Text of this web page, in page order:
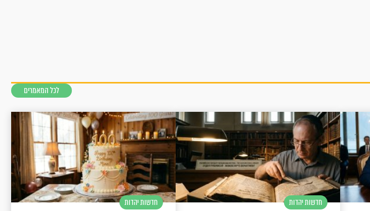
לכל המאמרים
חדשות יהדות חדשות יהדות